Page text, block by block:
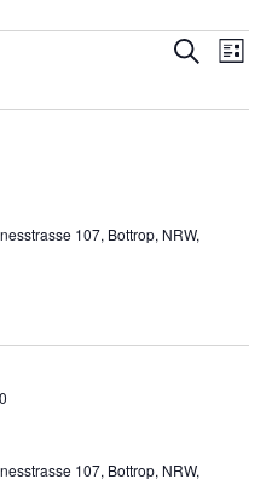
Suche
Liste
107, Bottrop, NRW,
107, Bottrop, NRW,